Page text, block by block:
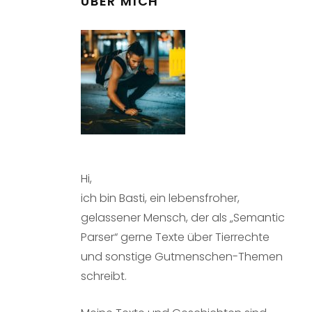
Hi,
ich bin Basti, ein lebensfroher,
gelassener Mensch, der als „Semantic
Parser“ gerne Texte über Tierrechte
und sonstige Gutmenschen-Themen
schreibt.